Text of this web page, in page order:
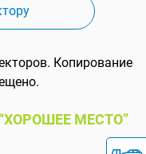
Копирование
МЕСТО”